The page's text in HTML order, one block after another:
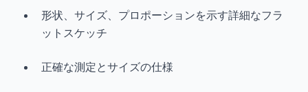
形状、サイズ、プロポーションを示す詳細なフラ
ットスケッチ
正確な測定とサイズの仕様